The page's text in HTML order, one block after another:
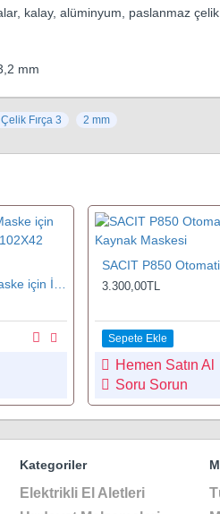
kalay, alüminyum, paslanmaz
mm
Fırça 3 2 mm
3.300,00TL
Sepete Ekle
Hemen Satın Al
Soru Sorun
Kategoriler
Elektrikli El Aletleri